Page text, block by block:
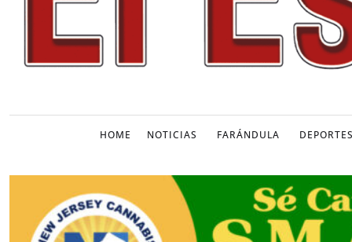
HOME NOTICIAS FARÁNDULA DEPORTES